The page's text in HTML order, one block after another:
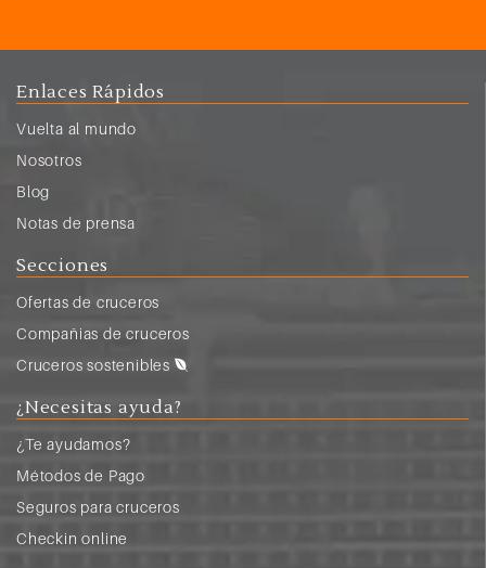
Enlaces Rápidos
Vuelta al mundo
Nosotros
Blog
Notas de prensa
Secciones
Ofertas de cruceros
Compañias de cruceros
Cruceros sostenibles
¿Necesitas ayuda?
¿Te ayudamos?
Métodos de Pago
Seguros para cruceros
Checkin online